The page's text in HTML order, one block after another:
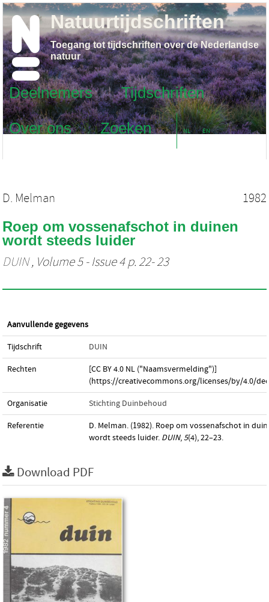
Deelnemers
Tijdschriften
Over ons
Zoeken NL EN
Natuurtijdschriften
Toegang tot tijdschriften over de Nederlandse
natuur
D. Melman 1982
Roep om vossenafschot in duinen
wordt steeds luider
DUIN, Volume 5 - Issue 4 p. 22- 23
Aanvullende gegevens
Tijdschrift DUIN
Rechten
[CC BY 4.0 NL ("Naamsvermelding")]
(https://creativecommons.org/licenses/by/4.0/
Organisatie Stichting Duinbehoud
Referentie
D. Melman. (1982). Roep om vossenafschot in
wordt steeds luider. DUIN,5(4), 22–23.
Download PDF